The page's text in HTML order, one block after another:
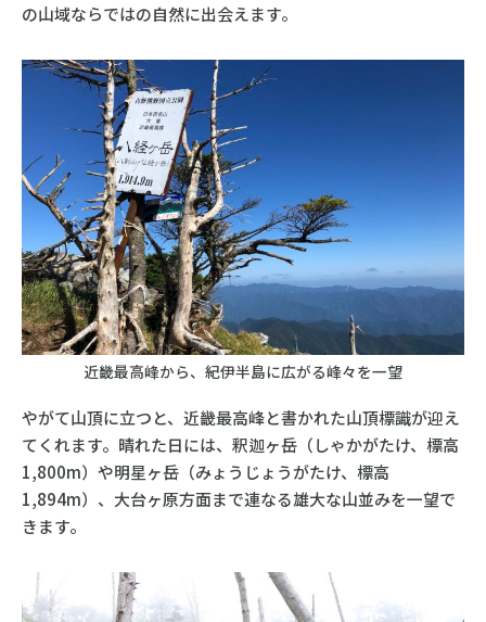
の山域ならではの自然に出会えます。
近畿最高峰から、紀伊半島に広がる峰々を一望
やがて山頂に立つと、近畿最高峰と書かれた山頂標識が迎え
てくれます。晴れた日には、釈迦ヶ岳（しゃかがたけ、標高
1,800m）や明星ヶ岳（みょうじょうがたけ、標高
1,894m）、大台ヶ原方面まで連なる雄大な山並みを一望で
きます。